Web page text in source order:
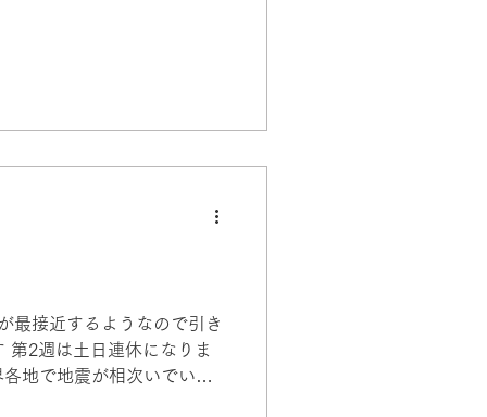
最接近するようなので引き
第2週は土日連休になりま
地で地震が相次いでいま